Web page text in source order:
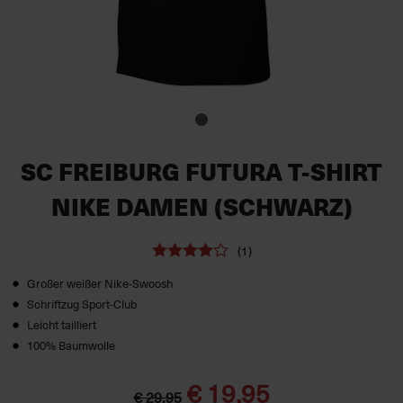
SC FREIBURG FUTURA T-SHIRT
NIKE DAMEN (SCHWARZ)
(1)
Großer weißer Nike-Swoosh
Schriftzug Sport-Club
Leicht tailliert
100% Baumwolle
€ 29,95 € 19,95